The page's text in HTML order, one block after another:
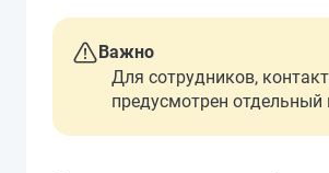
Важно
Для сотрудников,
предусмотрен